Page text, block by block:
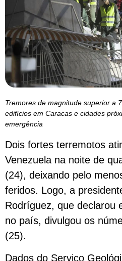
Tremores de magnitude superior a
edifícios em Caracas e cidades
emergência
Dois fortes terremotos
Venezuela na noite de
(24), deixando pelo
feridos. Logo, a
Rodríguez, que declarou
no país, divulgou os
(25).
Dados do Serviço